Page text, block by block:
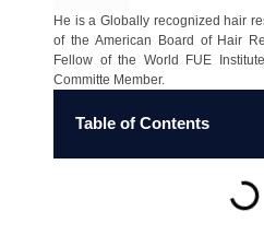
He is a Globally recognized hair
of the American Board of Hair
Fellow of the World FUE
Committe Member.
Table of Contents